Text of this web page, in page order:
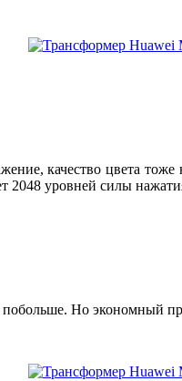
качество цвета
уровней силы
Но экономный